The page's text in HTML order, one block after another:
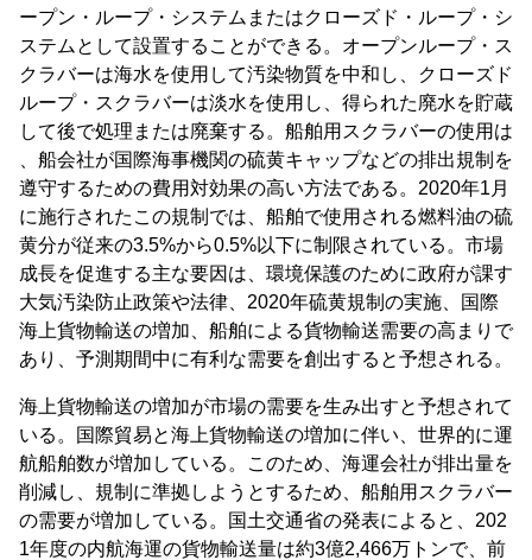
ープン・ループ・システムまたはクローズド・ループ・シ
ステムとして設置することができる。オープンループ・ス
クラバーは海水を使用して汚染物質を中和し、クローズド
ループ・スクラバーは淡水を使用し、得られた廃水を貯蔵
して後で処理または廃棄する。船舶用スクラバーの使用は
、船会社が国際海事機関の硫黄キャップなどの排出規制を
遵守するための費用対効果の高い方法である。2020年1月
に施行されたこの規制では、船舶で使用される燃料油の硫
黄分が従来の3.5%から0.5%以下に制限されている。市場
成長を促進する主な要因は、環境保護のために政府が課す
大気汚染防止政策や法律、2020年硫黄規制の実施、国際
海上貨物輸送の増加、船舶による貨物輸送需要の高まりで
あり、予測期間中に有利な需要を創出すると予想される。
海上貨物輸送の増加が市場の需要を生み出すと予想されて
いる。国際貿易と海上貨物輸送の増加に伴い、世界的に運
航船舶数が増加している。このため、海運会社が排出量を
削減し、規制に準拠しようとするため、船舶用スクラバー
の需要が増加している。国土交通省の発表によると、202
1年度の内航海運の貨物輸送量は約3億2,466万トンで、前